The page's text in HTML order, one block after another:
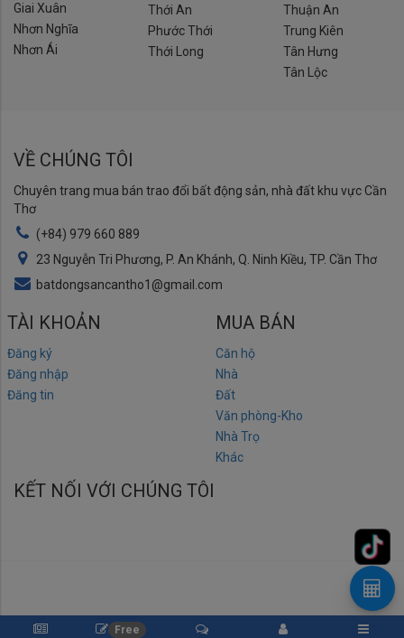
Free
Giai Xuân
Nhơn Nghĩa
Nhơn Ái
Thới An
Phước Thới
Thới Long
Thuận An
Trung Kiên
Tân Hưng
Tân Lộc
VỀ CHÚNG TÔI
Chuyên trang mua bán trao đổi bất động sản, nhà đất khu vực Cần
Thơ
(+84) 979 660 889
23 Nguyễn Tri Phương, P. An Khánh, Q. Ninh Kiều, TP. Cần Thơ
batdongsancantho1@gmail.com
TÀI KHOẢN
Đăng ký
Đăng nhập
Đăng tin
MUA BÁN
Căn hộ
Nhà
Đất
Văn phòng-Kho
Nhà Trọ
Khác
KẾT NỐI VỚI CHÚNG TÔI
Copyright © 2019 Bản quyền thuộc về Công ty Bất động sản Cần Thơ -